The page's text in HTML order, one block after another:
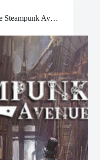
Interview avec Alex de la boutique Steampunk Avenue